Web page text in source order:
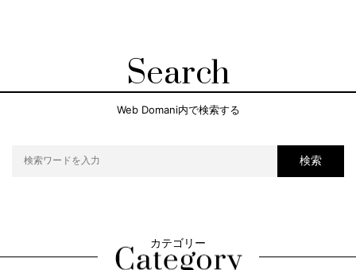
Search
Web Domani内で検索する
検索
カテゴリー